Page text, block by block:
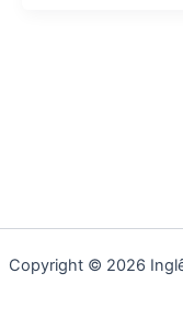
Copyright © 2026